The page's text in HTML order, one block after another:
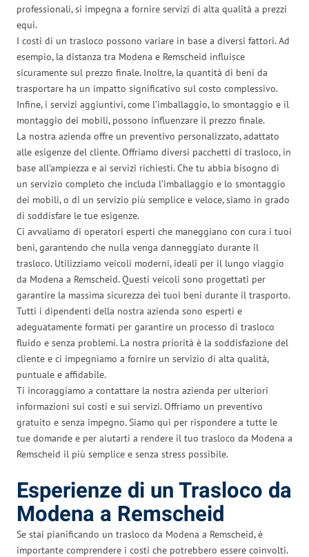
professionali, si impegna a fornire servizi di alta qualità a prezzi
equi.
I costi di un trasloco possono variare in base a diversi fattori. Ad
esempio, la distanza tra Modena e Remscheid influisce
sicuramente sul prezzo finale. Inoltre, la quantità di beni da
trasportare ha un impatto significativo sul costo complessivo.
Infine, i servizi aggiuntivi, come l’imballaggio, lo smontaggio e il
montaggio dei mobili, possono influenzare il prezzo finale.
La nostra azienda offre un preventivo personalizzato, adattato
alle esigenze del cliente. Offriamo diversi pacchetti di trasloco, in
base all’ampiezza e ai servizi richiesti. Che tu abbia bisogno di
un servizio completo che includa l’imballaggio e lo smontaggio
dei mobili, o di un servizio più semplice e veloce, siamo in grado
di soddisfare le tue esigenze.
Ci avvaliamo di operatori esperti che maneggiano con cura i tuoi
beni, garantendo che nulla venga danneggiato durante il
trasloco. Utilizziamo veicoli moderni, ideali per il lungo viaggio
da Modena a Remscheid. Questi veicoli sono progettati per
garantire la massima sicurezza dei tuoi beni durante il trasporto.
Tutti i dipendenti della nostra azienda sono esperti e
adeguatamente formati per garantire un processo di trasloco
fluido e senza problemi. La nostra priorità è la soddisfazione del
cliente e ci impegniamo a fornire un servizio di alta qualità,
puntuale e affidabile.
Ti incoraggiamo a contattare la nostra azienda per ulteriori
informazioni sui costi e sui servizi. Offriamo un preventivo
gratuito e senza impegno. Siamo qui per rispondere a tutte le
tue domande e per aiutarti a rendere il tuo trasloco da Modena a
Remscheid il più semplice e senza stress possibile.
Esperienze di un Trasloco da
Modena a Remscheid
Se stai pianificando un trasloco da Modena a Remscheid, è
importante comprendere i costi che potrebbero essere coinvolti.